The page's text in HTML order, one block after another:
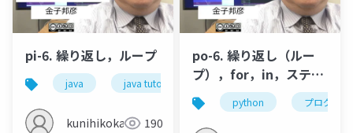
pi-6. 繰り返し，ループ
java java tutor 繰り返し for
kunihikokaneko190
po-6. 繰り返し（ルー
プ），for，in，ステッ
プ実行python プログラ